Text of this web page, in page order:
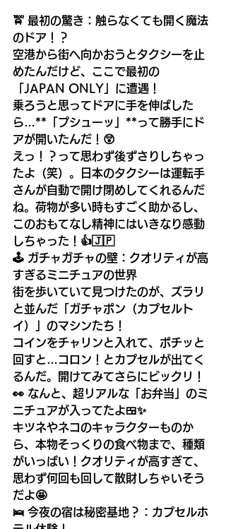
🚖 最初の驚き：触らなくても開く魔法
のドア！？
空港から街へ向かおうとタクシーを止
めたんだけど、ここで最初の
「JAPAN ONLY」に遭遇！
乗ろうと思ってドアに手を伸ばした
ら…**「プシューッ」**って勝手にド
アが開いたんだ！😲
えっ！？って思わず後ずさりしちゃっ
たよ（笑）。日本のタクシーは運転手
さんが自動で開け閉めしてくれるんだ
ね。荷物が多い時もすごく助かるし、
このおもてなし精神にはいきなり感動
しちゃった！👍🇯🇵
🕹️ ガチャガチャの壁：クオリティが高
すぎるミニチュアの世界
街を歩いていて見つけたのが、ズラリ
と並んだ「ガチャポン（カプセルト
イ）」のマシンたち！
コインをチャリンと入れて、ポチッと
回すと…コロン！とカプセルが出てく
るんだ。開けてみてさらにビックリ！
👀 なんと、超リアルな「お弁当」のミ
ニチュアが入ってたよ🍱✨
キツネやネコのキャラクターものか
ら、本物そっくりの食べ物まで、種類
がいっぱい！クオリティが高すぎて、
思わず何回も回して散財しちゃいそう
だよ🤩
🛌 今夜の宿は秘密基地？：カプセルホ